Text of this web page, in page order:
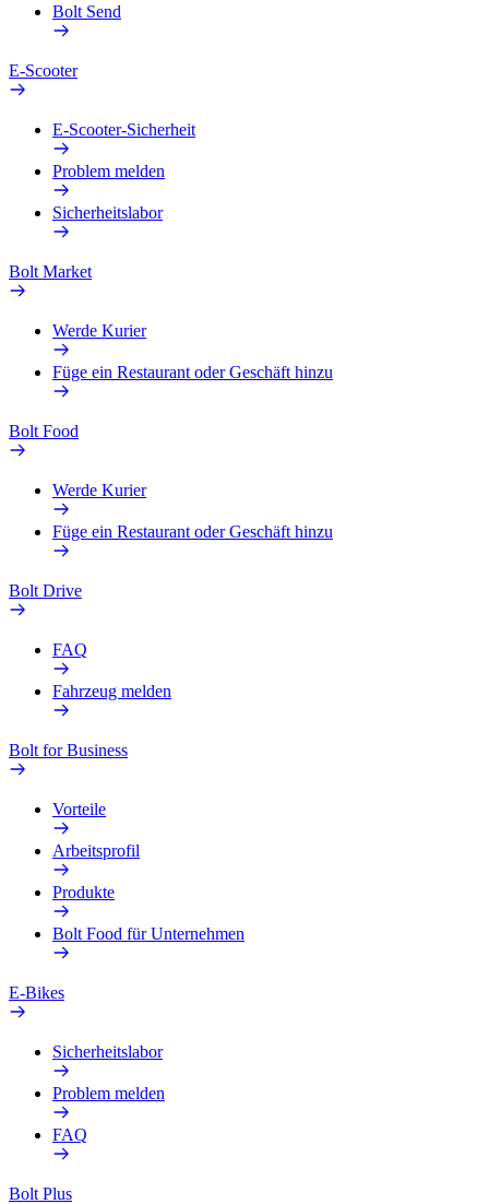
Bolt Send
E-Scooter
E-Scooter-Sicherheit
Problem melden
Sicherheitslabor
Bolt Market
Werde Kurier
Füge ein Restaurant oder Geschäft hinzu
Bolt Food
Werde Kurier
Füge ein Restaurant oder Geschäft hinzu
Bolt Drive
FAQ
Fahrzeug melden
Bolt for Business
Vorteile
Arbeitsprofil
Produkte
Bolt Food für Unternehmen
E-Bikes
Sicherheitslabor
Problem melden
FAQ
Bolt Plus